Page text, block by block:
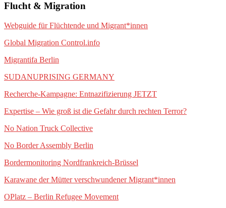
Flucht & Migration
Webguide für Flüchtende und Migrant*innen
Global Migration Control.info
Migrantifa Berlin
SUDANUPRISING GERMANY
Recherche-Kampagne: Entnazifizierung JETZT
Expertise – Wie groß ist die Gefahr durch rechten Terror?
No Nation Truck Collective
No Border Assembly Berlin
Bordermonitoring Nordfrankreich-Brüssel
Karawane der Mütter verschwundener Migrant*innen
OPlatz – Berlin Refugee Movement